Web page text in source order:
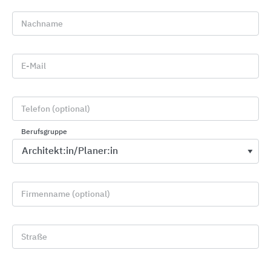
Spülbecken
GROHE
Nachname
E-Mail
Telefon (optional)
Berufsgruppe
Firmenname (optional)
Straße